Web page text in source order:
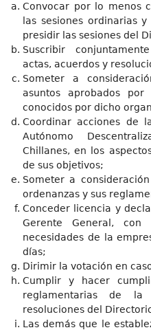
Convocar por lo menos
las sesiones ordinarias
presidir las sesiones del
Suscribir
actas, acuerdos y
Someter a
asuntos aprobados
conocidos por dicho
Coordinar acciones de
Autónomo
Chillanes, en los
de sus objetivos;
Someter a
ordenanzas y sus
Conceder licencia y
Gerente General,
necesidades de la
días;
Dirimir la votación en
Cumplir y hacer
reglamentarias de la
resoluciones del
Las demás que le